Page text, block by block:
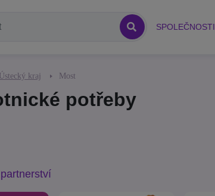
SPOLEČNOSTI
Ústecký kraj Most
potřeby